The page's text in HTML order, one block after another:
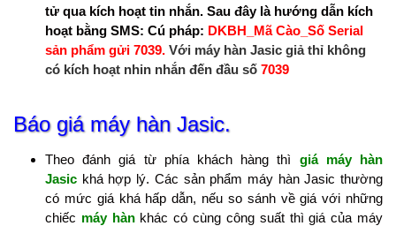
tử qua kích hoạt tin nhắn. Sau đây là hướng dẫn kích
hoạt bằng SMS: Cú pháp: DKBH_Mã Cào_Số Serial
sản phẩm gửi 7039. Với máy hàn Jasic giả thỉ không
có kích hoạt nhin nhắn đến đầu số 7039
Báo giá máy hàn Jasic.
Theo đánh giá từ phía khách hàng thì giá máy hàn
Jasic khá hợp lý. Các sản phẩm máy hàn Jasic thường
có mức giá khá hấp dẫn, nếu so sánh về giá với những
chiếc máy hàn khác có cùng công suất thì giá của máy